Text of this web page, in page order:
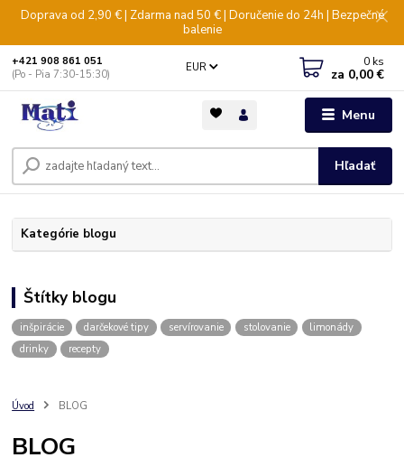
Doprava od 2,90 € | Zdarma nad 50 € | Doručenie do 24h | Bezpečné
balenie
Menu
EUR
Hľadať
+421 908 861 051
(Po - Pia 7:30-15:30)
0 ks
za 0,00 €
Kategórie blogu
Štítky blogu
inšpirácie darčekové tipy servírovanie stolovanie
limonády
drinky
recepty
Úvod BLOG
BLOG